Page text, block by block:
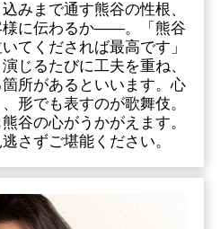
みまで通す熊谷の性根、
様に伝わるか――。「熊谷
てくだされば最高です」
じるたびに工夫を重ね、
所があるといいます。心
形でも表すのが歌舞伎。
谷の心がうかがえます。
さずご堪能ください。